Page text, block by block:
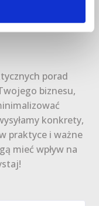
porad
biznesu,
konkrety,
praktyce i ważne
mieć wpływ na